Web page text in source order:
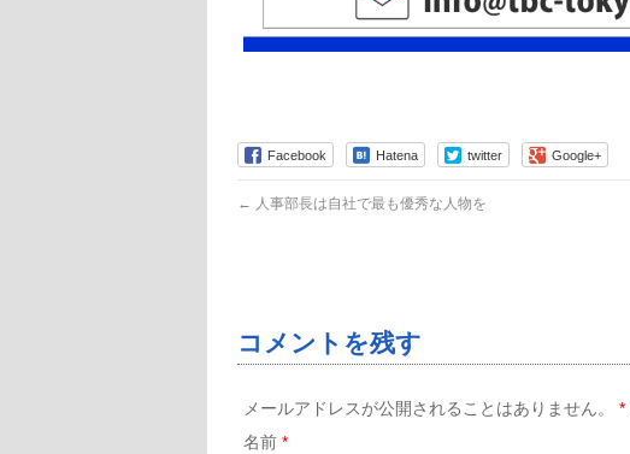
Facebook Hatena twitter Google+
← 人事部長は自社で最も優秀な人物を
コメントを残す
メールアドレスが公開されることはありません。 *
名前 *